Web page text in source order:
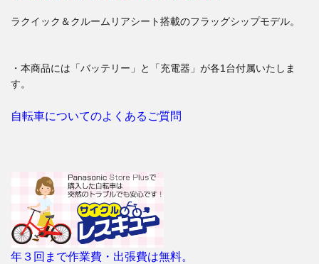
ラクイック＆クルームリアシート搭載のフラッグシップモデル。
・本商品には「バッテリー」と「充電器」が各1台付属いたしま
す。
自転車についてのよくあるご質問
年３回まで作業費・出張費は無料。